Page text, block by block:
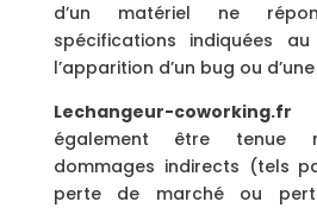
d’un matériel ne
spécifications indiquées
l’apparition d’un bug ou
Lechangeur-coworking.fr
également être tenue
dommages indirects (tels
perte de marché ou